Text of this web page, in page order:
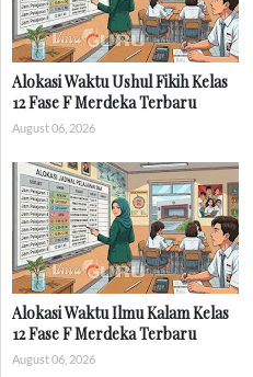
Alokasi Waktu Ushul Fikih Kelas
12 Fase F Merdeka Terbaru
August 06, 2026
Alokasi Waktu Ilmu Kalam Kelas
12 Fase F Merdeka Terbaru
August 06, 2026